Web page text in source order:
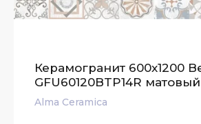
Керамогранит 600x1200
GFU60120BTP14R матовый
Alma Ceramica